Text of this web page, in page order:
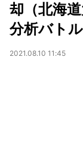
却（北海
分析バトル
2021.08.10 11:45